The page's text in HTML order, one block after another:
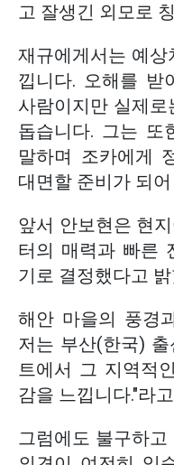
고 잘생긴 외모로
재규에게서는 예
낍니다. 오해를 받
사람이지만 실제
돕습니다. 그는 또
말하며 조카에게
대면할 준비가 되
앞서 안보현은 현
터의 매력과 빠른
기로 결정했다고
해안 마을의 풍경
저는 부산(한국)
트에서 그 지역적
감을 느낍니다."라
그럼에도 불구하고